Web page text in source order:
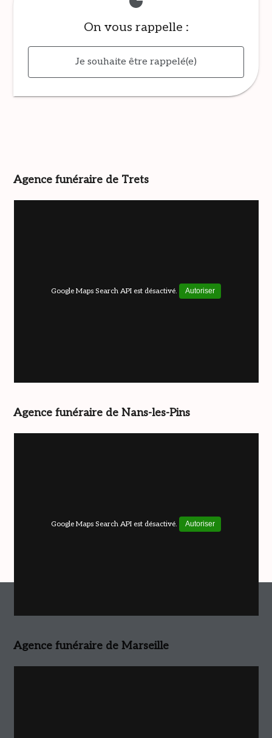
On vous rappelle :
Je souhaite être rappelé(e)
Agence funéraire de Trets
Google Maps Search API est désactivé. Autoriser
Agence funéraire de Nans-les-Pins
Google Maps Search API est désactivé. Autoriser
Agence funéraire de Marseille